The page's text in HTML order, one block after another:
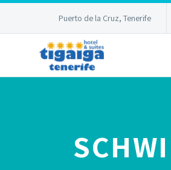
Puerto de la Cruz, Tenerife